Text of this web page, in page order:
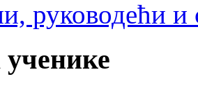
руководећи и